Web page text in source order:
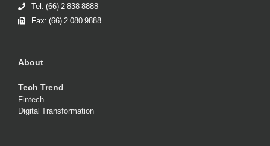
Tel: (66) 2 838 8888
Fax: (66) 2 080 9888
About
Tech Trend
Fintech
Digital Transformation